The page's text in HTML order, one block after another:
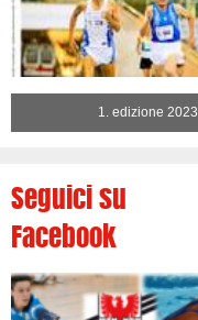
1. edizione 2023
Seguici su
Facebook